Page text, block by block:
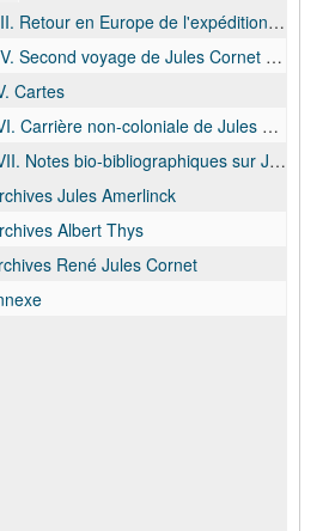
Retour en Europe de l'expédition Bia-Francqui (1893)
Second voyage de Jules Cornet au Congo (1895)
Cartes
Carrière non-coloniale de Jules Cornet (1882 -1929)
Notes bio-bibliographiques sur J. Cornet
Jules Amerlinck
Albert Thys
René Jules Cornet